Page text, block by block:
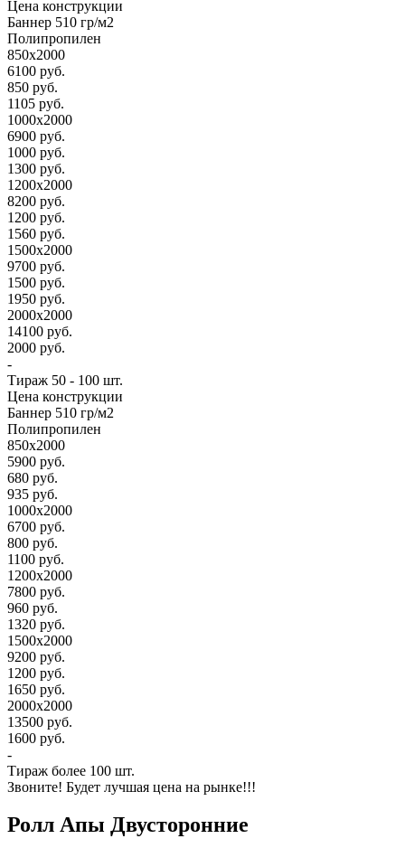
Цена конструкции
Баннер 510 гр/м2
Полипропилен
850х2000
6100 руб.
850 руб.
1105 руб.
1000х2000
6900 руб.
1000 руб.
1300 руб.
1200х2000
8200 руб.
1200 руб.
1560 руб.
1500х2000
9700 руб.
1500 руб.
1950 руб.
2000х2000
14100 руб.
2000 руб.
-
Тираж 50 - 100 шт.
Цена конструкции
Баннер 510 гр/м2
Полипропилен
850х2000
5900 руб.
680 руб.
935 руб.
1000х2000
6700 руб.
800 руб.
1100 руб.
1200х2000
7800 руб.
960 руб.
1320 руб.
1500х2000
9200 руб.
1200 руб.
1650 руб.
2000х2000
13500 руб.
1600 руб.
-
Тираж более 100 шт.
Звоните! Будет лучшая цена на рынке!!!
Ролл Апы Двусторонние